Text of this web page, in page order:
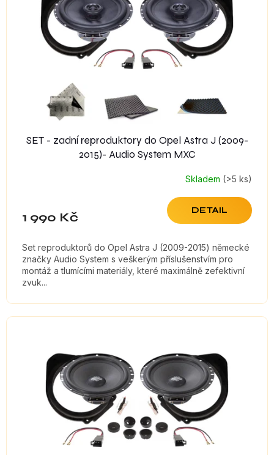
SET - zadní reproduktory do Opel Astra J (2009-
2015)- Audio System MXC
Skladem (>5 ks)
1 990 Kč DETAIL
Set reproduktorů do Opel Astra J (2009-2015) německé
značky Audio System s veškerým příslušenstvím pro
montáž a tlumícími materiály, které maximálně zefektivní
zvuk...